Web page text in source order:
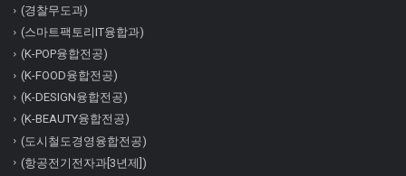
(경찰무도과)
(스마트팩토리IT융합과)
(K-POP융합전공)
(K-FOOD융합전공)
(K-DESIGN융합전공)
(K-BEAUTY융합전공)
(도시철도경영융합전공)
(항공전기전자과[3년제])